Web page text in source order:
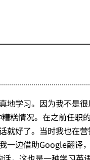
地学习。因为我不是
糕情况。在之前任职的
就好了。当时我也在
一边借助Google翻译